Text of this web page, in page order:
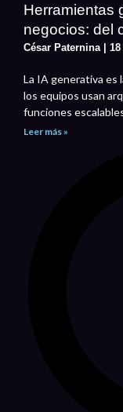
Herramientas
negocios: del
César Paternina
La IA generativa es
los equipos usan
funciones
Leer más »